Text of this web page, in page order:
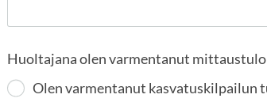
Huoltajana olen varmentanut
Olen varmentanut kasvatuskilpailun